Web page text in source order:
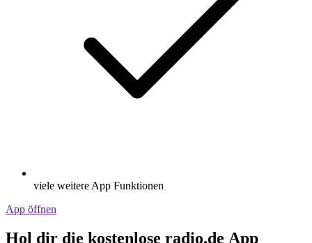
viele weitere App Funktionen
App öffnen
Hol dir die kostenlose radio.de App